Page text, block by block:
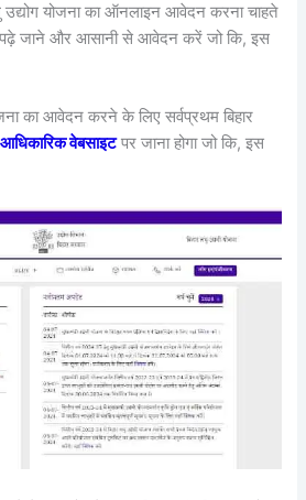
योजना का ऑनलाइन आवेदन करना चाहते
पढ़े जाने और आसानी से आवेदन करें जो कि, इस
का आवेदन करने के लिए सर्वप्रथम बिहार
आधिकारिक वेबसाइटपर जाना होगा जो कि, इस